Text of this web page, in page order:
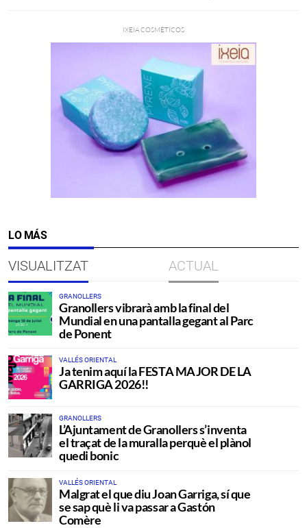
LO MÁS
VISUALITZAT ACTUAL
GRANOLLERS
Granollers vibrarà amb la final del
Mundial en una pantalla gegant al Parc
de Ponent
VALLÉS ORIENTAL
Ja tenim aquí la FESTA MAJOR DE LA
GARRIGA 2026!!
GRANOLLERS
L’Ajuntament de Granollers s’inventa
el traçat de la muralla perquè el plànol
quedi bonic
VALLÉS ORIENTAL
Malgrat el que diu Joan Garriga, sí que
se sap què li va passar a Gastón
Comère